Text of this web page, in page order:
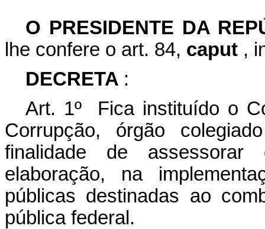
O PRESIDENTE DA
lhe confere o art. 84, caput ,
DECRETA :
Art. 1º Fica instituído o
Corrupção, órgão
finalidade de
elaboração, na
públicas destinadas ao
pública federal.